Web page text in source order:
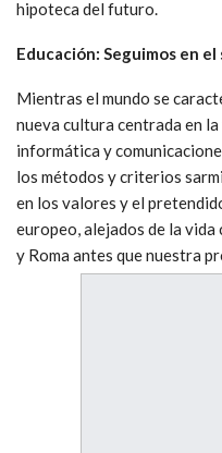
hipoteca del futuro.
Educación: Seguimos en el
Mientras el mundo se
nueva cultura centrada en
informática y
los métodos y criterios
en los valores y el
europeo, alejados de la vida
y Roma antes que nuestra